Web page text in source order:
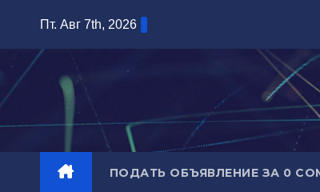
содержимому
Пт. Авг 7th, 2026
ПОДАТЬ ОБЪЯВЛЕНИЕ ЗА 0